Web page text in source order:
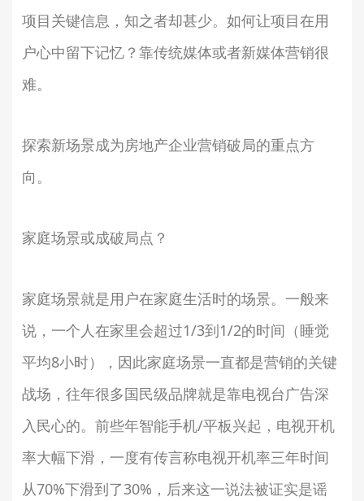
项目关键信息，知之者却甚少。如何让项目在用
户心中留下记忆？靠传统媒体或者新媒体营销很
难。
探索新场景成为房地产企业营销破局的重点方
向。
家庭场景或成破局点？
家庭场景就是用户在家庭生活时的场景。一般来
说，一个人在家里会超过1/3到1/2的时间（睡觉
平均8小时），因此家庭场景一直都是营销的关键
战场，往年很多国民级品牌就是靠电视台广告深
入民心的。前些年智能手机/平板兴起，电视开机
率大幅下滑，一度有传言称电视开机率三年时间
从70%下滑到了30%，后来这一说法被证实是谣